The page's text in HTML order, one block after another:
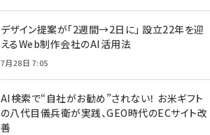
デザイン提案が「2週間→2日に」 設立22年を迎
えるWeb制作会社のAI活用法
7月28日 7:05
AI検索で“自社がお勧め”されない！ お米ギフト
の八代目儀兵衛が実践、GEO時代のECサイト改
善